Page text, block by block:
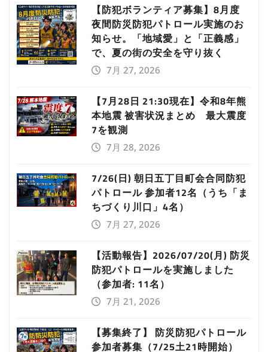
【防犯ボランティア募集】8月度
夜間防災防犯パトロール実施のお
知らせ。「地域愛」と「正義感」
で、夏の街の安全を守り抜く
7月 27, 2026
【7月28日 21:30現在】令和8年熊
本地震 被害状況まとめ 最大震度
7を観測
7月 28, 2026
7/26(日) 朝日五丁目町会合同防犯
パトロール 参加者12名（うち「ま
ちづくり川口」4名）
7月 27, 2026
【活動報告】2026/07/20(月) 防災
防犯パトロールを実施しました
（参加者: 11名）
7月 21, 2026
【募集終了】 防災防犯パトロール
参加者募集（7/25土21時開始）